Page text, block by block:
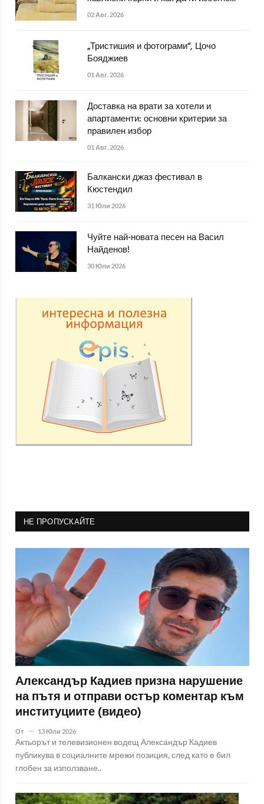
02 Авг. 2026
„Тристишия и фотограми“, Цочо
Бояджиев
01 Авг. 2026
Доставка на врати за хотели и
апартаменти: основни критерии за
правилен избор
01 Авг. 2026
Балкански джаз фестивал в
Кюстендил
31 Юли 2026
Чуйте най-новата песен на Васил
Найденов!
30 Юли 2026
НЕ ПРОПУСКАЙТЕ
Александър Кадиев призна нарушение
на пътя и отправи остър коментар към
институциите (видео)
От 13 Юли 2026
Актьорът и телевизионен водещ Александър Кадиев
публикува в социалните мрежи позиция, след като е бил
глобен за използване..